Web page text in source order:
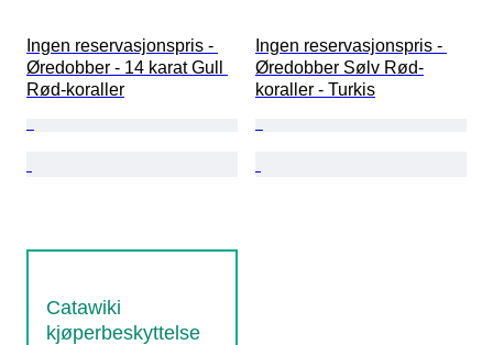
Ingen reservasjonspris -
Øredobber - 14 karat Gull
Rød-koraller
Ingen reservasjonspris -
Øredobber Sølv Rød-
koraller - Turkis
Catawiki
kjøperbeskyttelse